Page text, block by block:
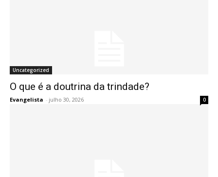
Uncategorized
O que é a doutrina da trindade?
Evangelista - julho 30, 2026 0